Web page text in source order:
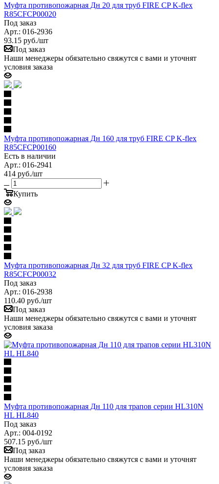
Муфта противопожарная Дн 20 для труб FIRE CP K-flex
R85CFCP00020
Под заказ
Арт.: 016-2936
93.15 руб./шт
Под заказ
Наши менеджеры обязательно свяжутся с вами и уточнят
условия заказа
Муфта противопожарная Дн 160 для труб FIRE CP K-flex
R85CFCP00160
Есть в наличии
Арт.: 016-2941
414 руб./шт
Купить
Муфта противопожарная Дн 32 для труб FIRE CP K-flex
R85CFCP00032
Под заказ
Арт.: 016-2938
110.40 руб./шт
Под заказ
Наши менеджеры обязательно свяжутся с вами и уточнят
условия заказа
Муфта противопожарная Дн 110 для трапов серии HL310N
HL HL840
Под заказ
Арт.: 004-0192
507.15 руб./шт
Под заказ
Наши менеджеры обязательно свяжутся с вами и уточнят
условия заказа